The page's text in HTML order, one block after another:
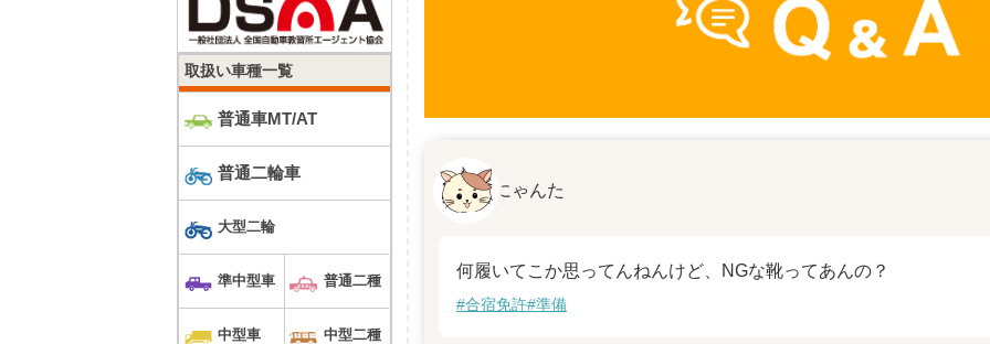
にゃんた
何履いてこか思ってんねんけど、NGな靴ってあんの？
#合宿免許#準備
取扱い車種一覧
普通車MT/AT
普通二輪車
大型二輪
準中型車 普通二種
中型車 中型二種